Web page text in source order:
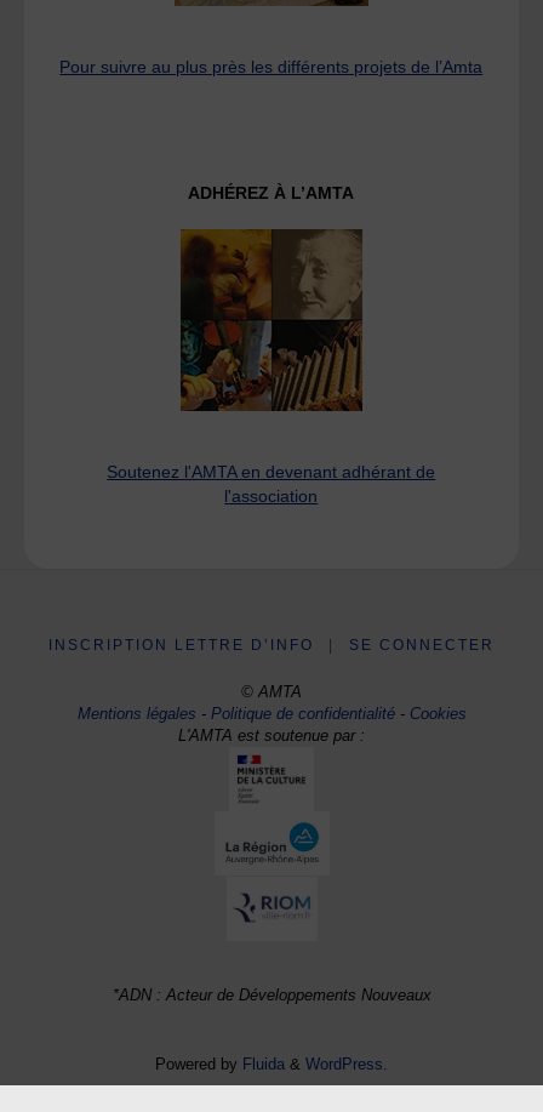
Pour suivre au plus près les différents projets de l’Amta
ADHÉREZ À L’AMTA
Soutenez l'AMTA en devenant adhérant de
l'association
INSCRIPTION LETTRE D’INFO SE CONNECTER
© AMTA
Mentions légales -Politique de confidentialité- Cookies
L'AMTA est soutenue par :
*ADN : Acteur de Développements Nouveaux
Powered by Fluida & WordPress.